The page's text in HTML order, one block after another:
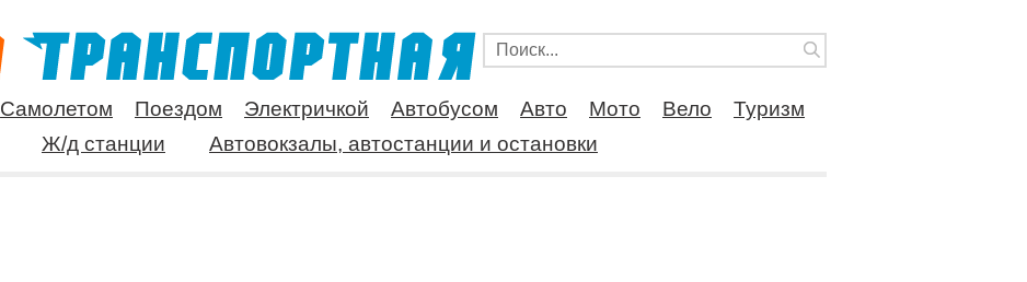
Самолетом Поездом Электричкой Автобусом Авто Мото Вело
Туризм
Ж/д станции Автовокзалы, автостанции и остановки